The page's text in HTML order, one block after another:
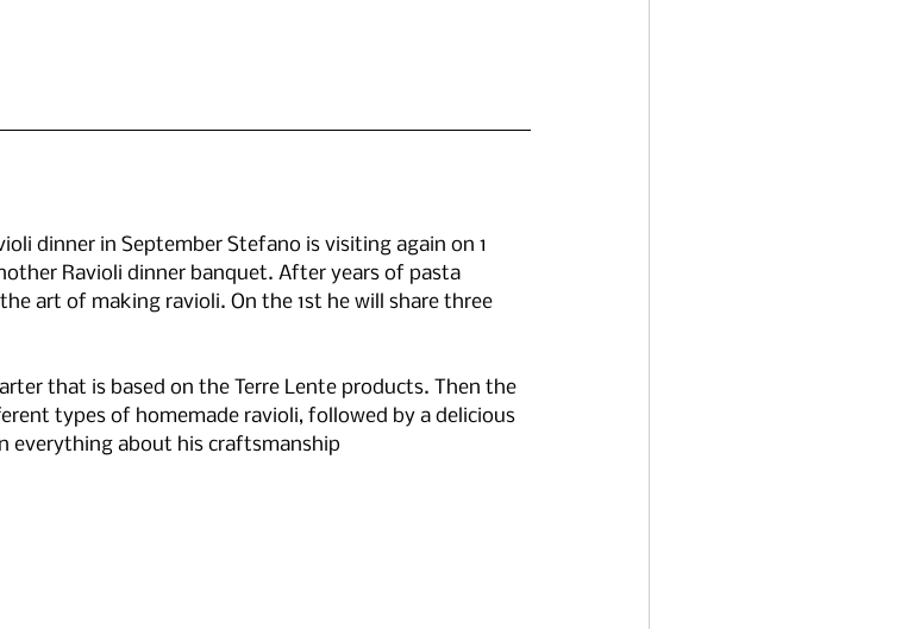
dinner in September Stefano is visiting again on 1
Ravioli dinner banquet. After years of pasta
art of making ravioli. On the 1st he will share three
that is based on the Terre Lente products. Then the
types of homemade ravioli, followed by a delicious
everything about his craftsmanship